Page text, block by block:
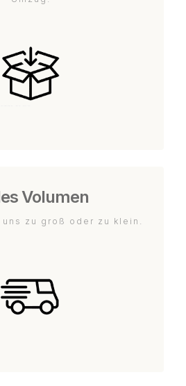
Volumen
zu groß oder zu klein.